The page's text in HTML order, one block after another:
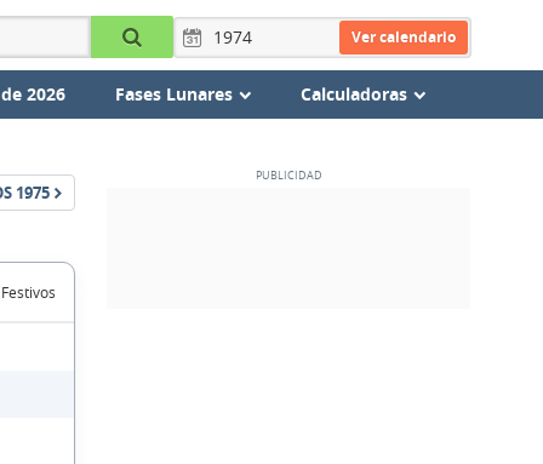
Ver calendario
2026 Fases Lunares Calculadoras
1975